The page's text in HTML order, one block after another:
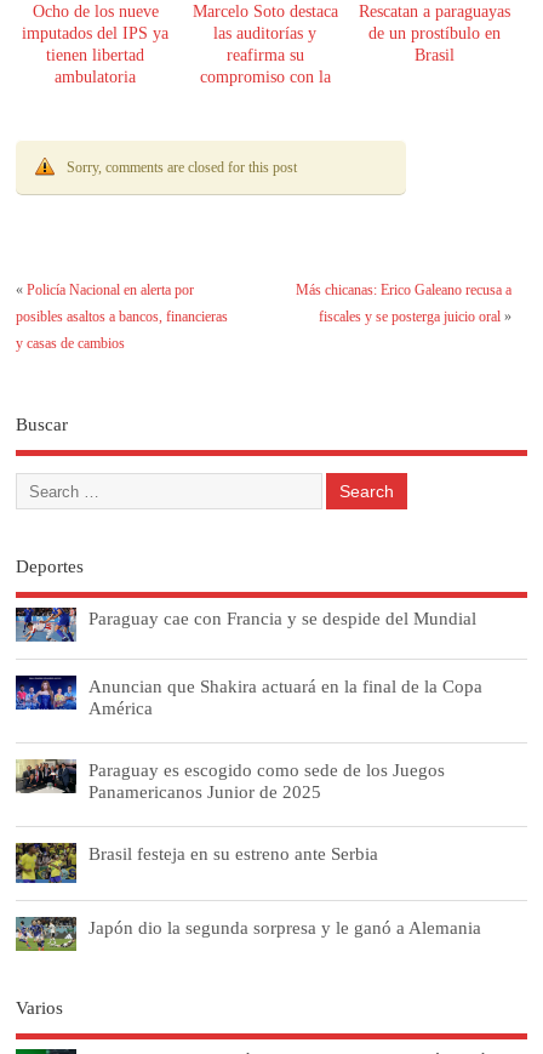
Ocho de los nueve
imputados del IPS ya
tienen libertad
ambulatoria
Marcelo Soto destaca
las auditorías y
reafirma su
compromiso con la
Rescatan a paraguayas
de un prostíbulo en
Brasil
Sorry, comments are closed for this post
«Policía Nacional en alerta por
posibles asaltos a bancos, financieras
y casas de cambios
Más chicanas: Erico Galeano recusa a
fiscales y se posterga juicio oral»
Buscar
Deportes
Paraguay cae con Francia y se despide del Mundial
Anuncian que Shakira actuará en la final de la Copa
América
Paraguay es escogido como sede de los Juegos
Panamericanos Junior de 2025
Brasil festeja en su estreno ante Serbia
Japón dio la segunda sorpresa y le ganó a Alemania
Varios